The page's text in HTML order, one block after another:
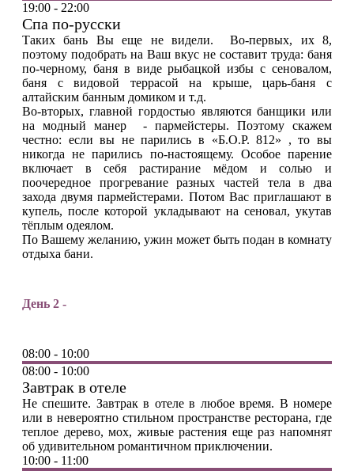
19:00 - 22:00
Спа по-русски
Таких бань Вы еще не видели. Во-первых, их 8,
поэтому подобрать на Ваш вкус не составит труда: баня
по-черному, баня в виде рыбацкой избы с сеновалом,
баня с видовой террасой на крыше, царь-баня с
алтайским банным домиком и т.д.
Во-вторых, главной гордостью являются банщики или
на модный манер - пармейстеры. Поэтому скажем
честно: если вы не парились в «Б.О.Р. 812» , то вы
никогда не парились по-настоящему. Особое парение
включает в себя растирание мёдом и солью и
поочередное прогревание разных частей тела в два
захода двумя пармейстерами. Потом Вас приглашают в
купель, после которой укладывают на сеновал, укутав
тёплым одеялом.
По Вашему желанию, ужин может быть подан в комнату
отдыха бани.
День 2 -
08:00 - 10:00
08:00 - 10:00
Завтрак в отеле
Не спешите. Завтрак в отеле в любое время. В номере
или в невероятно стильном пространстве ресторана, где
теплое дерево, мох, живые растения еще раз напомнят
об удивительном романтичном приключении.
10:00 - 11:00